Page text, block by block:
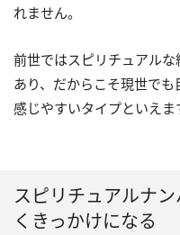
れません。
前世ではスピリチュアル
あり、だからこそ現世で
感じやすいタイプといえま
スピリチュアルナ
くきっかけになる